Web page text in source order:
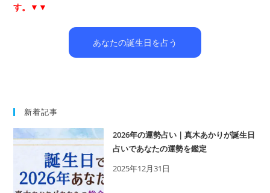
す。▼▼
あなたの誕生日を占う
新着記事
2026年の運勢占い｜真木あかりが誕生日
占いであなたの運勢を鑑定
2025年12月31日